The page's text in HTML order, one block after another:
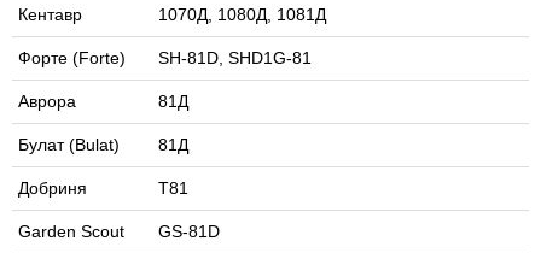
Кентавр 1070Д, 1080Д, 1081Д
Форте (Forte) SH-81D, SHD1G-81
Аврора 81Д
Булат (Bulat) 81Д
Добриня Т81
Garden Scout GS-81D